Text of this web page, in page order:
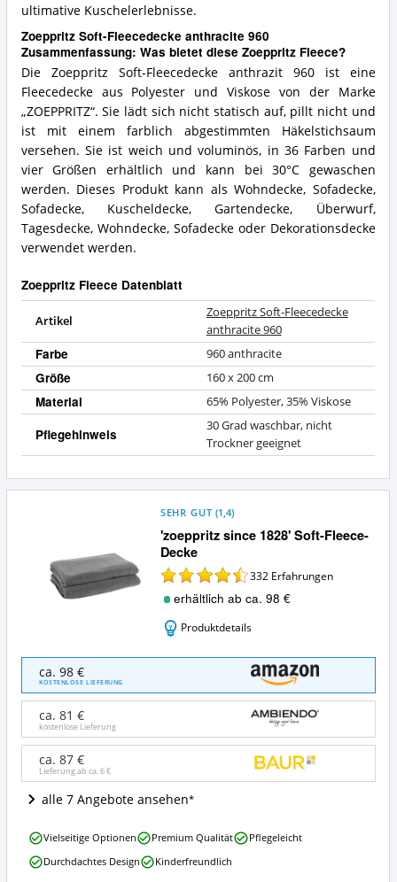
ultimative Kuschelerlebnisse.
Zoeppritz Soft-Fleecedecke anthracite 960
Zusammenfassung: Was bietet diese Zoeppritz Fleece?
Die Zoeppritz Soft-Fleecedecke anthrazit 960 ist eine
Fleecedecke aus Polyester und Viskose von der Marke
„ZOEPPRITZ“. Sie lädt sich nicht statisch auf, pillt nicht und
ist mit einem farblich abgestimmten Häkelstichsaum
versehen. Sie ist weich und voluminös, in 36 Farben und
vier Größen erhältlich und kann bei 30°C gewaschen
werden. Dieses Produkt kann als Wohndecke, Sofadecke,
Sofadecke, Kuscheldecke, Gartendecke, Überwurf,
Tagesdecke, Wohndecke, Sofadecke oder Dekorationsdecke
verwendet werden.
Zoeppritz Fleece Datenblatt
Artikel
Zoeppritz Soft-Fleecedecke
anthracite 960
Farbe 960 anthracite
Größe 160 x 200 cm
Material 65% Polyester, 35% Viskose
Pflegehinweis
30 Grad waschbar, nicht
Trockner geeignet
'zoeppritz since 1828' Soft-Fleece-
Decke
SEHR GUT (1,4)
332 Erfahrungen
erhältlich ab ca. 98 €
Produktdetails
'zoeppritz
since
1828'
Soft-
Fleece-
Decke
Angebote:
ist
diese
Fleece
erhältlich?
ca. 98 €
KOSTENLOSE LIEFERUNG
ca. 81 €
kostenlose Lieferung
ca. 87 €
Lieferung ab ca.6 €
alle 7 Angebote ansehen
'zoeppritz
since
1828'
Vielseitige Optionen Premium Qualität
Pflegeleicht
Durchdachtes Design
Kinderfreundlich